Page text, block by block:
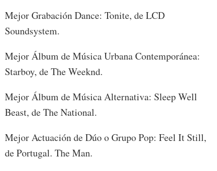
Mejor Grabación Dance: Tonite, de LCD
Soundsystem.
Mejor Álbum de Música Urbana Contemporánea:
Starboy, de The Weeknd.
Mejor Álbum de Música Alternativa: Sleep Well
Beast, de The National.
Mejor Actuación de Dúo o Grupo Pop: Feel It Still,
de Portugal. The Man.